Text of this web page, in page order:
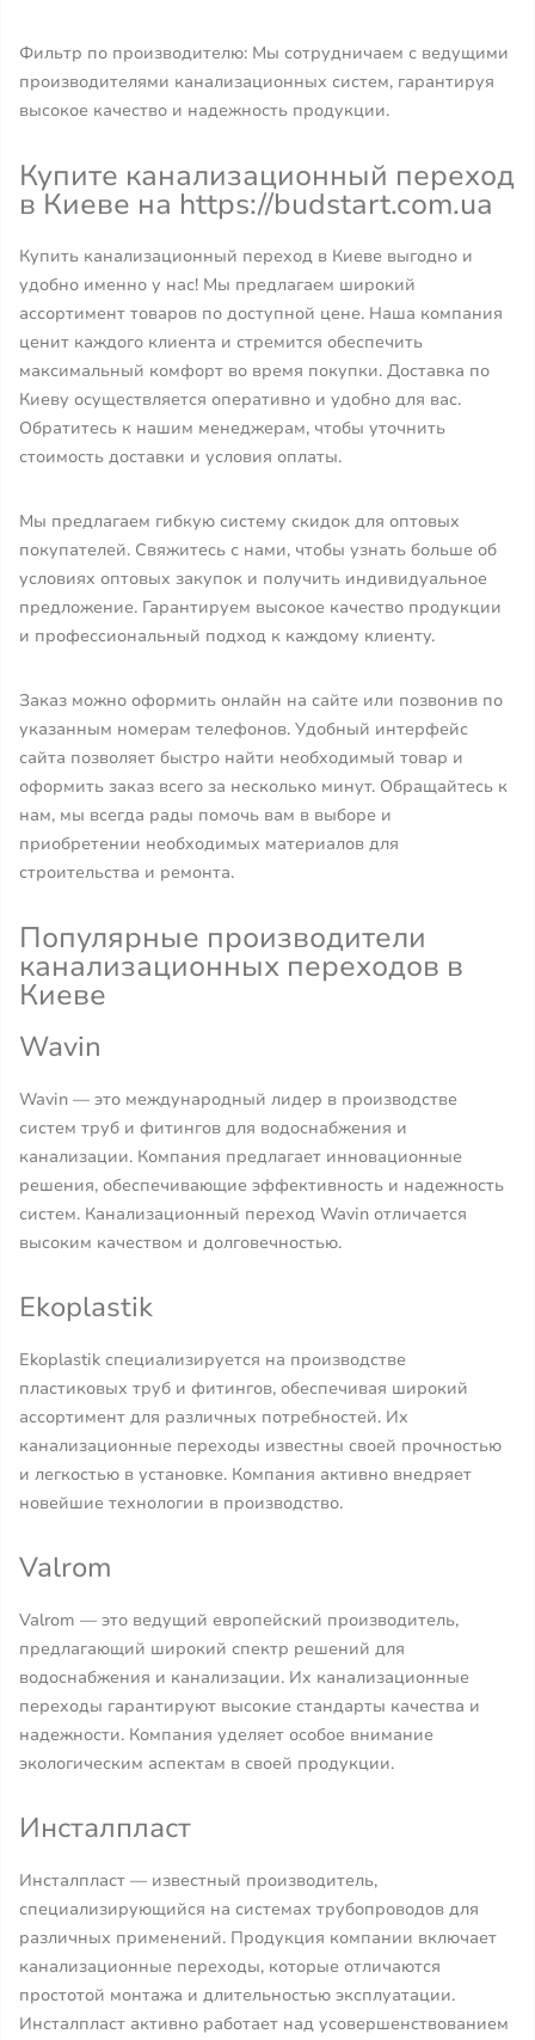
Фильтр по производителю: Мы сотрудничаем с ведущими
производителями канализационных систем, гарантируя
высокое качество и надежность продукции.
Купите канализационный переход
в Киеве на https://budstart.com.ua
Купить канализационный переход в Киеве выгодно и
удобно именно у нас! Мы предлагаем широкий
ассортимент товаров по доступной цене. Наша компания
ценит каждого клиента и стремится обеспечить
максимальный комфорт во время покупки. Доставка по
Киеву осуществляется оперативно и удобно для вас.
Обратитесь к нашим менеджерам, чтобы уточнить
стоимость доставки и условия оплаты.
Мы предлагаем гибкую систему скидок для оптовых
покупателей. Свяжитесь с нами, чтобы узнать больше об
условиях оптовых закупок и получить индивидуальное
предложение. Гарантируем высокое качество продукции
и профессиональный подход к каждому клиенту.
Заказ можно оформить онлайн на сайте или позвонив по
указанным номерам телефонов. Удобный интерфейс
сайта позволяет быстро найти необходимый товар и
оформить заказ всего за несколько минут. Обращайтесь к
нам, мы всегда рады помочь вам в выборе и
приобретении необходимых материалов для
строительства и ремонта.
Популярные производители
канализационных переходов в
Киеве
Wavin
Wavin — это международный лидер в производстве
систем труб и фитингов для водоснабжения и
канализации. Компания предлагает инновационные
решения, обеспечивающие эффективность и надежность
систем. Канализационный переход Wavin отличается
высоким качеством и долговечностью.
Ekoplastik
Ekoplastik специализируется на производстве
пластиковых труб и фитингов, обеспечивая широкий
ассортимент для различных потребностей. Их
канализационные переходы известны своей прочностью
и легкостью в установке. Компания активно внедряет
новейшие технологии в производство.
Valrom
Valrom — это ведущий европейский производитель,
предлагающий широкий спектр решений для
водоснабжения и канализации. Их канализационные
переходы гарантируют высокие стандарты качества и
надежности. Компания уделяет особое внимание
экологическим аспектам в своей продукции.
Инсталпласт
Инсталпласт — известный производитель,
специализирующийся на системах трубопроводов для
различных применений. Продукция компании включает
канализационные переходы, которые отличаются
простотой монтажа и длительностью эксплуатации.
Инсталпласт активно работает над усовершенствованием